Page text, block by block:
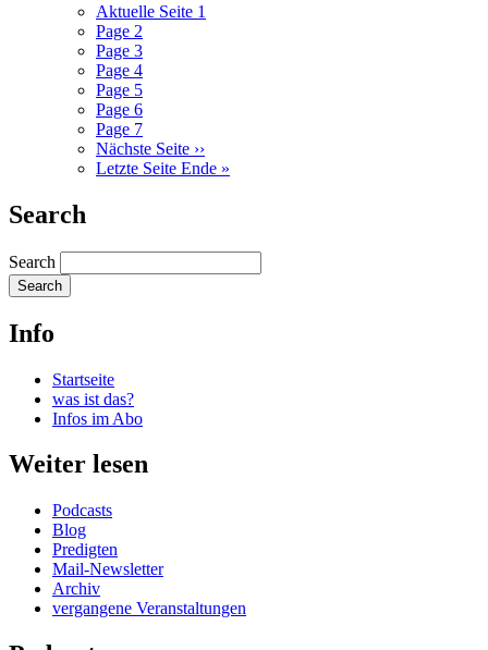
Aktuelle Seite 1
Page 2
Page 3
Page 4
Page 5
Page 6
Page 7
Nächste Seite ››
Letzte Seite Ende »
Search
Search
Info
Startseite
was ist das?
Infos im Abo
Weiter lesen
Podcasts
Blog
Predigten
Mail-Newsletter
Archiv
vergangene Veranstaltungen